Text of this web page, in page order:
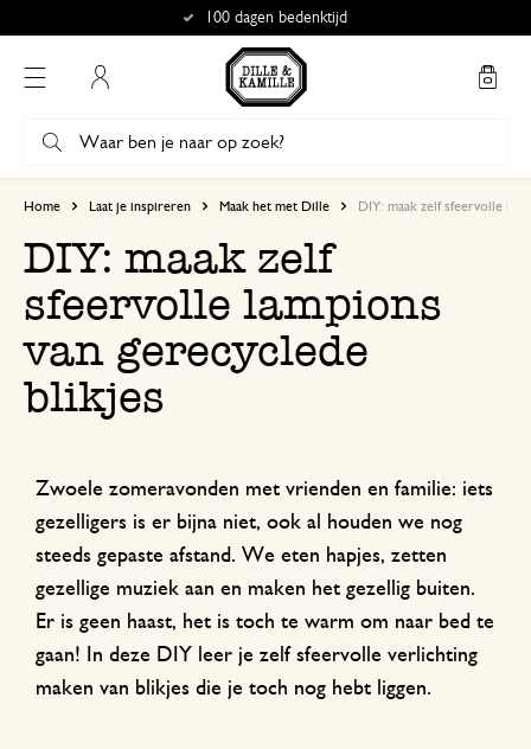
100 dagen bedenktijd
Home Laat je inspireren Maak het met Dille DIY: maak zelf sfeervolle
DIY: maak zelf
sfeervolle lampions
van gerecyclede
blikjes
Zwoele zomeravonden met vrienden en familie: iets
gezelligers is er bijna niet, ook al houden we nog
steeds gepaste afstand. We eten hapjes, zetten
gezellige muziek aan en maken het gezellig buiten.
Er is geen haast, het is toch te warm om naar bed te
gaan! In deze DIY leer je zelf sfeervolle verlichting
maken van blikjes die je toch nog hebt liggen.